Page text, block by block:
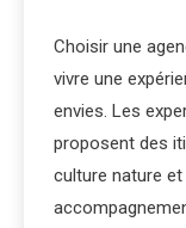
Choisir une
vivre une
envies. Les
proposent des
culture nature